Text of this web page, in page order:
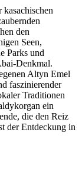
den
Seen,
Parks und
Denkmal.
Altyn Emel
faszinierender
Traditionen
ein
die den Reiz
der Entdeckung in